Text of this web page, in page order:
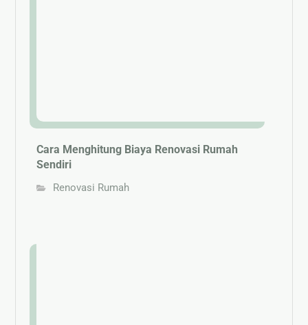
Cara Menghitung Biaya Renovasi Rumah
Sendiri
Renovasi Rumah